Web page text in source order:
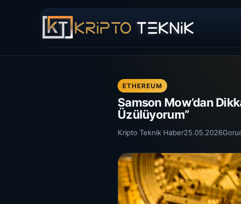
ETHEREUM
Samson Mow’dan
Üzülüyorum”
Kripto Teknik Haber25.05.2026